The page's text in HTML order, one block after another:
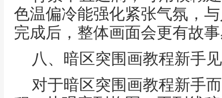
色温偏冷能强化紧张气氛，
完成后，整体画面会更有故
八、暗区突围画教程新手
对于暗区突围画教程新手